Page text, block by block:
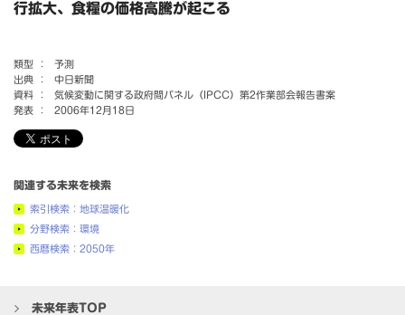
行拡大、食糧の価格高騰が起こる
類型 ：
予測
出典 ：
中日新聞
資料 ：
気候変動に関する政府間パネル（IPCC）第2作業部会報告書案
発表 ：
2006年12月18日
関連する未来を検索
索引検索：地球温暖化
分野検索：環境
西暦検索：2050年
未来年表TOP